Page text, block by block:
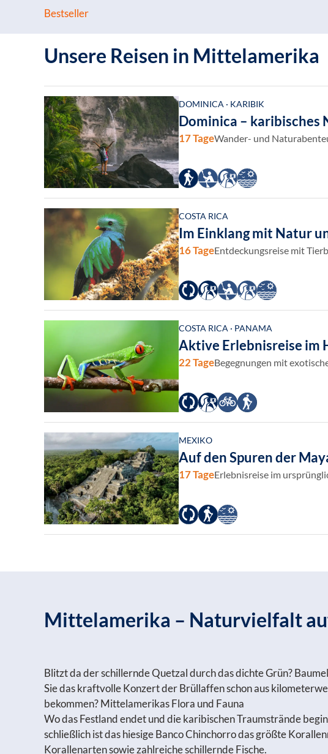
Bestseller
Unsere Reisen in Mittelamerika
DOMINICA · KARIBIK
Dominica –
17 TageWander- und
COSTA RICA
Im Einklang mit Natur
16 TageEntdeckungsreise mit
COSTA RICA · PANAMA
Aktive Erlebnisreise im
22 TageBegegnungen mit
MEXIKO
Auf den Spuren der
17 TageErlebnisreise im
Mittelamerika – Naturvielfalt
Blitzt da der schillernde Quetzal durch das dichte Grün?
Sie das kraftvolle Konzert der Brüllaffen schon aus
bekommen? Mittelamerikas Flora und Fauna
Wo das Festland endet und die karibischen Traumstrände
schließlich ist das hiesige Banco Chinchorro das größte
Korallenarten sowie zahlreiche schillernde Fische.